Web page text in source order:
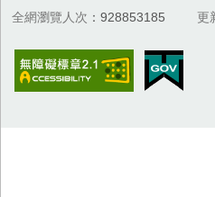
納金
無 2009-04-29